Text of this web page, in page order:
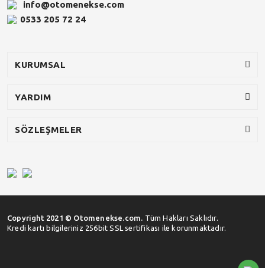
info@otomenekse.com
0533 205 72 24
KURUMSAL
YARDIM
SÖZLEŞMELER
Copyright 2021 © Otomenekse.com. Tüm Hakları Saklıdır.
Kredi kartı bilgileriniz 256bit SSL sertifikası ile korunmaktadır.